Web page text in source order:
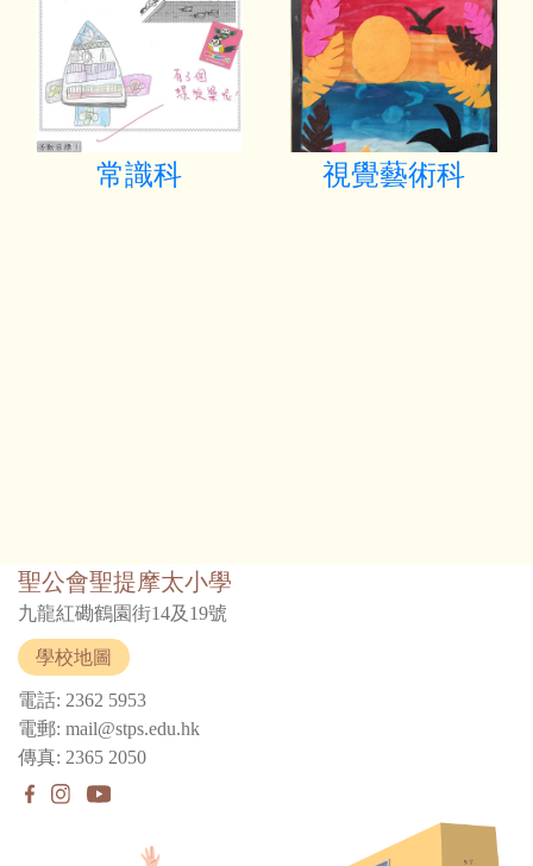
常識科 視覺藝術科
聖公會聖提摩太小學
九龍紅磡鶴園街14及19號
學校地圖
電話: 2362 5953
電郵: mail@stps.edu.hk
傳真: 2365 2050